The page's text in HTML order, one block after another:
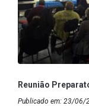
Reunião
Publicado em: 23/06/